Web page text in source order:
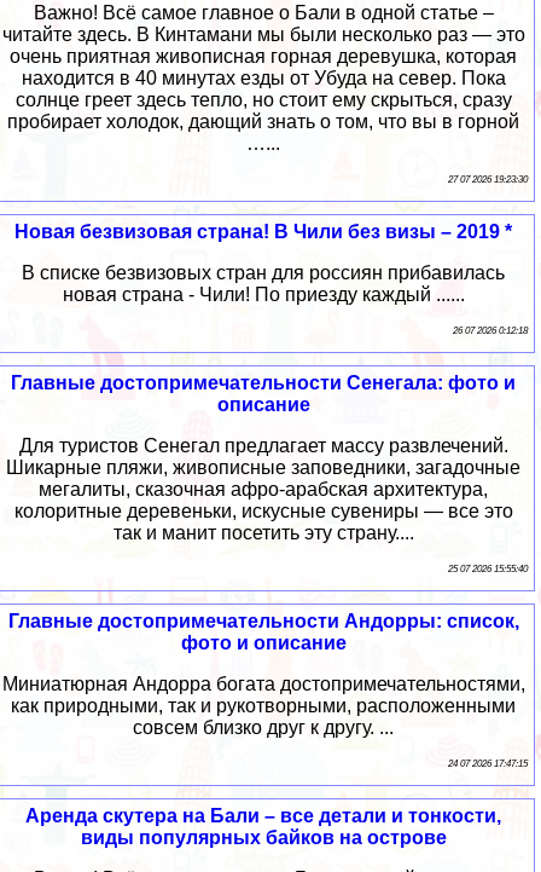
Важно! Всё самое главное о Бали в одной статье –
читайте здесь. В Кинтамани мы были несколько раз — это
очень приятная живописная горная деревушка, которая
находится в 40 минутах езды от Убуда на север. Пока
солнце греет здесь тепло, но стоит ему скрыться, сразу
пробирает холодок, дающий знать о том, что вы в горной
…...
27 07 2026 19:23:30
Новая безвизовая страна! В Чили без визы – 2019 *
В списке безвизовых стран для россиян прибавилась
новая страна - Чили! По приезду каждый ......
26 07 2026 0:12:18
Главные достопримечательности Сенегала: фото и
описание
Для туристов Сенегал предлагает массу развлечений.
Шикарные пляжи, живописные заповедники, загадочные
мегалиты, сказочная афро-арабская архитектура,
колоритные деревеньки, искусные сувениры — все это
так и манит посетить эту страну....
25 07 2026 15:55:40
Главные достопримечательности Андорры: список,
фото и описание
Миниатюрная Андорра богата достопримечательностями,
как природными, так и рукотворными, расположенными
совсем близко друг к другу. ...
24 07 2026 17:47:15
Аренда скутера на Бали – все детали и тонкости,
виды популярных байков на острове